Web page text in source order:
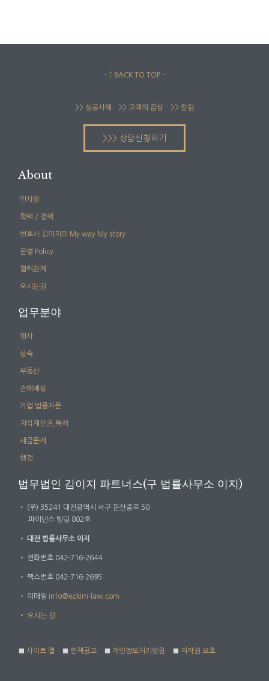
– ↑ BACK TO TOP –
>> 성공사례 >> 고객의 감상 >> 칼럼
>>> 상담신청하기
About
인사말
학력 / 경력
변호사 김이지의 My way My story
운영 Policy
협력관계
오시는길
업무분야
형사
상속
부동산
손해배상
기업 법률자문
지식재산권,특허
세금문제
행정
법무법인 김이지 파트너스(구 법률사무소 이지)
・
(우) 35241 대전광역시 서구 둔산중로 50
파이낸스 빌딩 802호
・ 대전 법률사무소 이지
・ 전화번호 042-716-2644
・ 팩스번호 042-716-2695
・ 이메일 info@ezkim-law.com
・ 오시는 길
■ 사이트 맵 ■ 면책공고 ■ 개인정보처리방침 ■ 저작권 보호